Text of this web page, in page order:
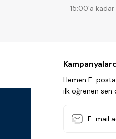
15:00’a
Hemen E-
ilk öğrenen sen